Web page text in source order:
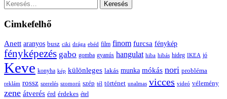
Keresés:
Cimkefelhő
Anett aranyos busz ciki drága ebéd film finom furcsa fénykép
fényképezés gabo gomba gyanús hangulat hiba hibás hideg IKEA jó
Keve konyha kép különleges lakás munka mókás nori probléma
reklám rossz szerelés szomorú szép tél történet unalmas vicces videó vélemény
zene átverés érd érdekes étel